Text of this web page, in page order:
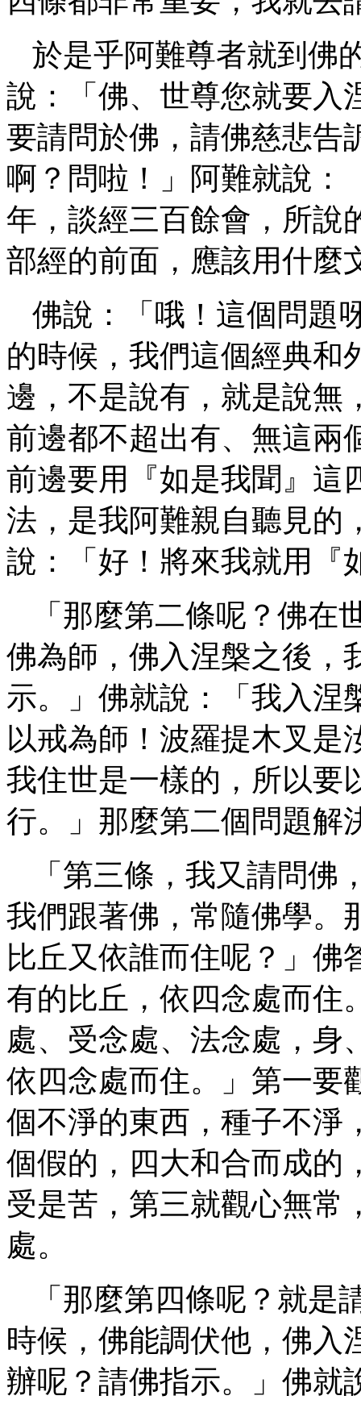
於是乎阿難尊者就到佛
說：「佛、世尊您就要入
要請問於佛，請佛慈悲告
啊？問啦！」阿難就說：
年，談經三百餘會，所說
部經的前面，應該用什麼
佛說：「哦！這個問題
的時候，我們這個經典和
邊，不是說有，就是說無
前邊都不超出有、無這兩
前邊要用『如是我聞』這
法，是我阿難親自聽見的
說：「好！將來我就用『
「那麼第二條呢？佛
佛為師，佛入涅槃之後，
示。」佛就說：「我入涅
以戒為師！波羅提木叉是
我住世是一樣的，所以要
行。」那麼第二個問題解
「第三條，我又請問
我們跟著佛，常隨佛學。
比丘又依誰而住呢？」佛
有的比丘，依四念處而住
處、受念處、法念處，身
依四念處而住。」第一要
個不淨的東西，種子不淨
個假的，四大和合而成的
受是苦，第三就觀心無常
處。
「那麼第四條呢？就
時候，佛能調伏他，佛入
辦呢？請佛指示。」佛就